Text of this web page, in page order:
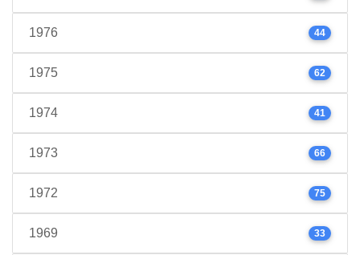
1976 44
1975 62
1974 41
1973 66
1972 75
1969 33